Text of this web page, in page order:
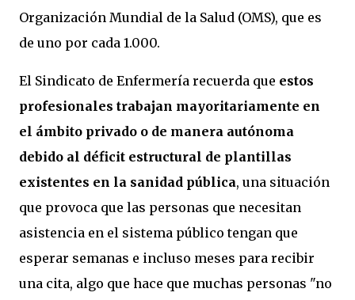
Organización Mundial de la Salud (OMS), que es
de uno por cada 1.000.
El Sindicato de Enfermería recuerda que estos
profesionales trabajan mayoritariamente en
el ámbito privado o de manera autónoma
debido al déficit estructural de plantillas
existentes en la sanidad pública, una situación
que provoca que las personas que necesitan
asistencia en el sistema público tengan que
esperar semanas e incluso meses para recibir
una cita, algo que hace que muchas personas "no